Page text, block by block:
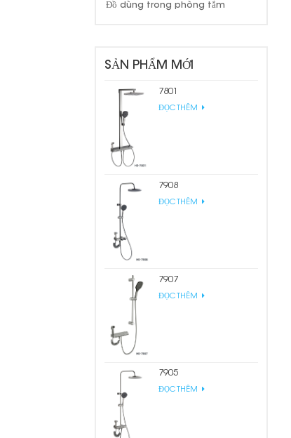
Đồ dùng trong phòng tắm
SẢN PHẨM MỚI
7801
ĐỌC THÊM
7908
ĐỌC THÊM
7907
ĐỌC THÊM
7905
ĐỌC THÊM